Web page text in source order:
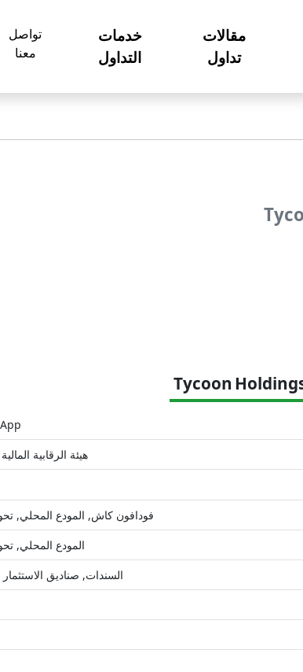
مقالات
تداول
خدمات
التداول
تواصل
معنا
هيئة الرقابية
فودافون كاش, المودع المحلي,
المودع المحلي,
السندات, صناديق الاستثمار